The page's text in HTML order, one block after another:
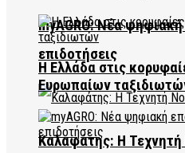
myAGRO: Νέα ψηφιακή
επιδοτήσεις
Καλαφάτης: Η
Η Ελλάδα στις
Ευρωπαίων